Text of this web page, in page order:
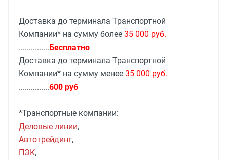
Доставка до терминала Транспортной
Компании* на сумму более 35 000 руб.
...............Бесплатно
Доставка до терминала Транспортной
Компании* на сумму менее 35 000 руб.
...............600 руб
*Транспортные компании:
Деловые линии,
Автотрейдинг,
ПЭК,